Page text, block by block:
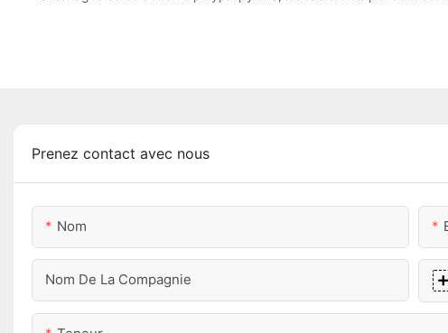
Prenez contact avec nous
Nom
Nom De La Compagnie